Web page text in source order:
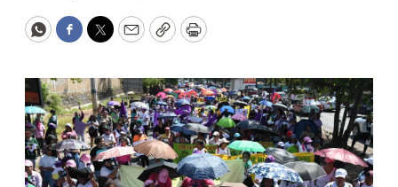
WhatsApp
Facebook
Twitter
EmailCopyPrint